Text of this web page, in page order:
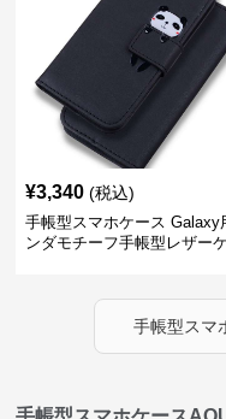
¥3,340 (税込)
手帳型スマホケース Galaxy
ンダモチーフ手帳型レザー
手帳型スマ